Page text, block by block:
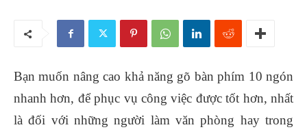
Bạn muốn nâng cao khả năng gõ bàn phím 10 ngón
nhanh hơn, để phục vụ công việc được tốt hơn, nhất
là đối với những người làm văn phòng hay trong